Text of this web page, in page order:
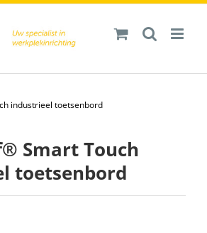
industrieel toetsenbord
Smart Touch
toetsenbord